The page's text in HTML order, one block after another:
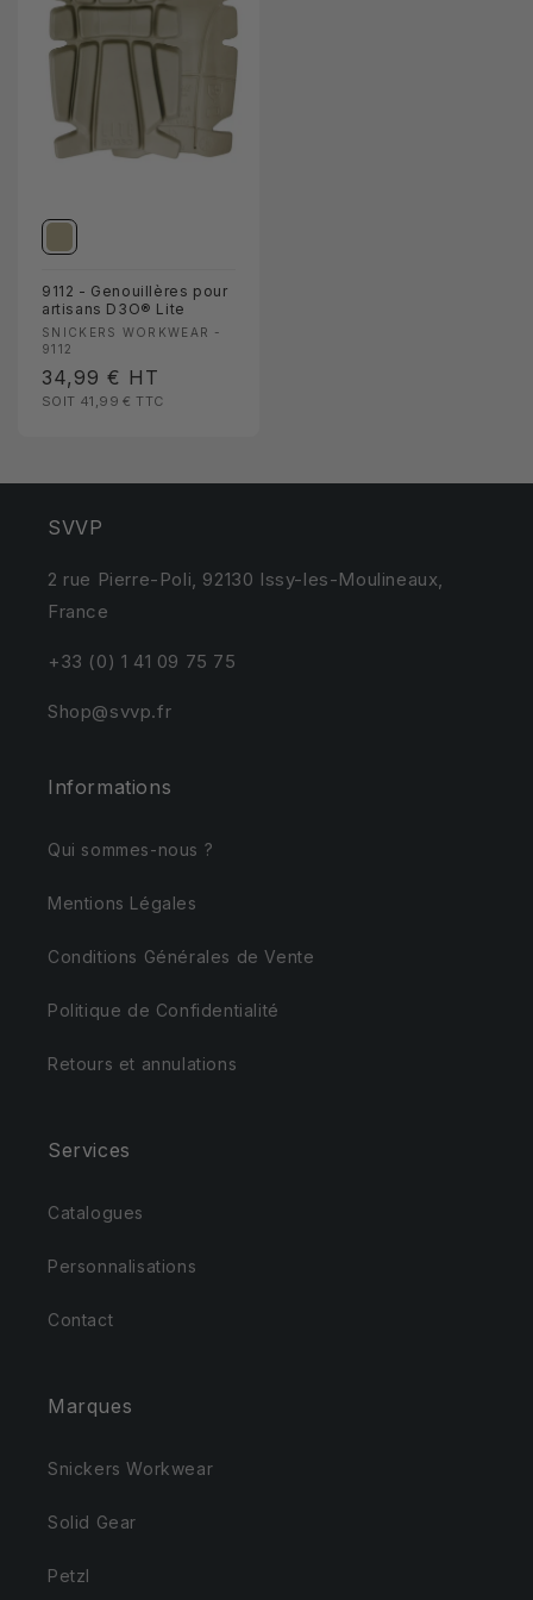
9112 - Genouillères pour
artisans D3O® Lite
Fournisseur :
SNICKERS WORKWEAR -
9112
Prix
habituel
34,99 € HT
SOIT 41,99 €TTC
SVVP
2 rue Pierre-Poli, 92130 Issy-les-Moulineaux,
France
+33 (0) 1 41 09 75 75
Shop@svvp.fr
Informations
Qui sommes-nous ?
Mentions Légales
Conditions Générales de Vente
Politique de Confidentialité
Retours et annulations
Services
Catalogues
Personnalisations
Contact
Marques
Snickers Workwear
Solid Gear
Petzl